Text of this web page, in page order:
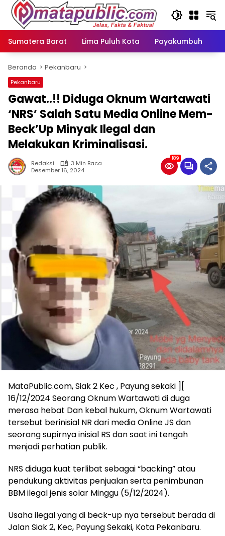
Langsung
konten
Sumatera Barat
Lima Puluh Kota Payakumbuh
Beranda Pekanbaru
Pekanbaru
Gawat..!! Diduga Oknum Wartawati
‘NRS’ Salah Satu Media Online Mem-
Beck’Up Minyak Ilegal dan
Melakukan Kriminalisasi.
Redaksi
3 Min Baca
Desember 16, 2024
189
MataPublic.com, Siak 2 Kec , Payung sekaki ][
16/12/2024 Seorang Oknum Wartawati di duga
merasa hebat Dan kebal hukum, Oknum Wartawati
tersebut berinisial NR dari media Online JS dan
seorang supirnya inisial RS dan saat ini tengah
menjadi perhatian publik.
NRS diduga kuat terlibat sebagai “backing” atau
pendukung aktivitas penjualan serta penimbunan
BBM ilegal jenis solar Minggu (5/12/2024).
Usaha ilegal yang di beck-up nya tersebut berada di
Jalan Siak 2, Kec, Payung Sekaki, Kota Pekanbaru.